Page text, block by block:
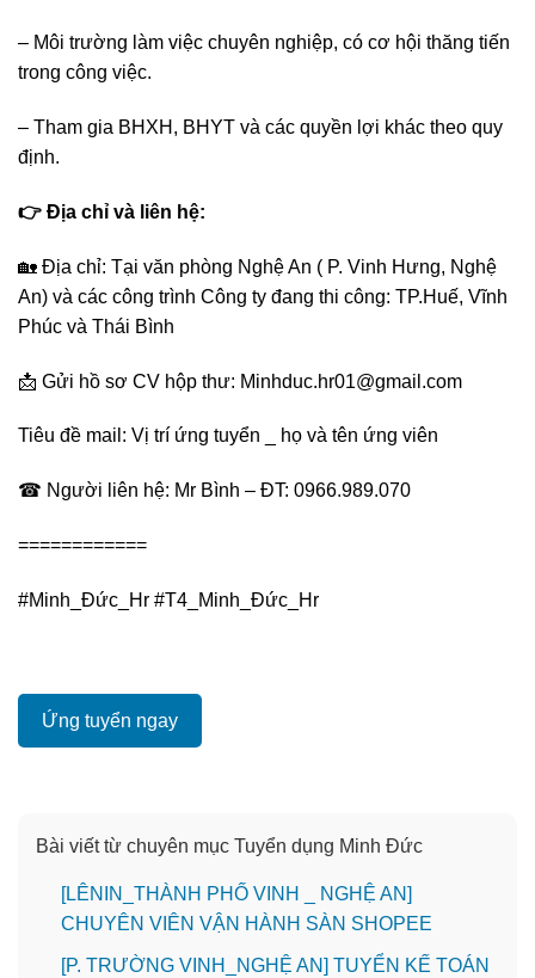
– Môi trường làm việc chuyên nghiệp, có cơ hội thăng tiến
trong công việc.
– Tham gia BHXH, BHYT và các quyền lợi khác theo quy
định.
👉 Địa chỉ và liên hệ:
🏡 Địa chỉ: Tại văn phòng Nghệ An ( P. Vinh Hưng, Nghệ
An) và các công trình Công ty đang thi công: TP.Huế, Vĩnh
Phúc và Thái Bình
📩 Gửi hồ sơ CV hộp thư: Minhduc.hr01@gmail.com
Tiêu đề mail: Vị trí ứng tuyển _ họ và tên ứng viên
☎ Người liên hệ: Mr Bình – ĐT: 0966.989.070
============
#Minh_Đức_Hr #T4_Minh_Đức_Hr
Ứng tuyển ngay
Bài viết từ chuyên mục Tuyển dụng Minh Đức
️[LÊNIN_THÀNH PHỐ VINH _ NGHỆ AN]
CHUYÊN VIÊN VẬN HÀNH SÀN SHOPEE
[P. TRƯỜNG VINH_NGHỆ AN] TUYỂN KẾ TOÁN